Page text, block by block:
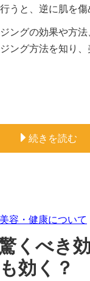
うと、逆に肌を傷
ングの効果や方
ング方法を知り、
続きを読む
美容・健康について
くべき
効く？